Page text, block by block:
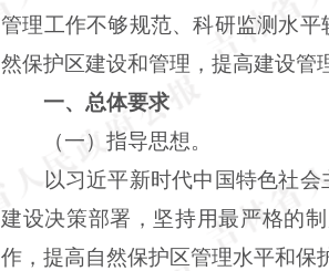
管理工作不够规范、科研监测水
然保护区建设和管理，提高建设管
一、总体要求
（一）指导思想。
以习近平新时代中国特色社会
建设决策部署，坚持用最严格的
作，提高自然保护区管理水平和保